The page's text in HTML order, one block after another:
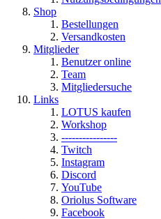
Shop
Bestellungen
Versandkosten
Mitglieder
Benutzer online
Team
Mitgliedersuche
Links
LOTUS kaufen
Workshop
----------------
Twitch
Instagram
Discord
YouTube
Oriolus Software
Facebook